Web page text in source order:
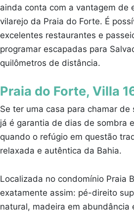
ainda conta com a vantagem de
vilarejo da Praia do Forte. É
excelentes restaurantes e
programar escapadas para
quilômetros de distância.
Praia do Forte, Villa
Se ter uma casa para chamar de
já é garantia de dias de sombra
quando o refúgio em questão
relaxada e autêntica da Bahia.
Localizada no condomínio Praia
exatamente assim: pé-direito
natural, madeira em abundância